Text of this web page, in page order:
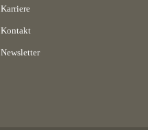
Karriere
Kontakt
Newsletter